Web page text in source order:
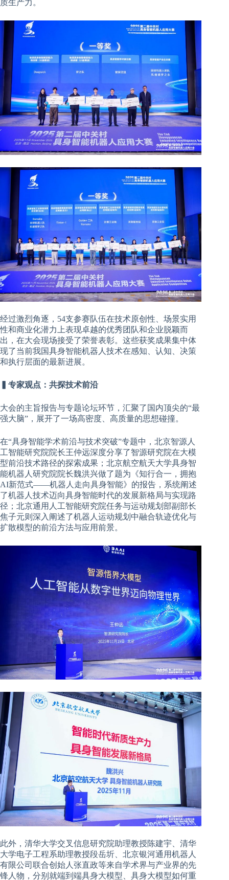
质生产力。
经过激烈角逐，54支参赛队伍在技术原创性、场景实用
性和商业化潜力上表现卓越的优秀团队和企业脱颖而
出，在大会现场接受了荣誉表彰。这些获奖成果集中体
现了当前我国具身智能机器人技术在感知、认知、决策
和执行层面的最新进展。
▍专家观点：共探技术前沿
大会的主旨报告与专题论坛环节，汇聚了国内顶尖的“最
强大脑”，展开了一场高密度、高质量的思想碰撞。
在“具身智能学术前沿与技术突破”专题中，北京智源人
工智能研究院院长王仲远深度分享了智源研究院在大模
型前沿技术路径的探索成果；北京航空航天大学具身智
能机器人研究院院长魏洪兴做了题为《知行合一，拥抱
AI新范式——机器人走向具身智能》的报告，系统阐述
了机器人技术迈向具身智能时代的发展新格局与实现路
径；北京通用人工智能研究院任务与运动规划部副部长
焦子元则深入阐述了机器人运动规划中融合轨迹优化与
扩散模型的前沿方法与应用前景。
此外，清华大学交叉信息研究院助理教授陈建宇、清华
大学电子工程系助理教授段岳圻、北京银河通用机器人
有限公司联合创始人张直政等来自学术界与产业界的先
锋人物，分别就端到端具身大模型、具身大模型如何重